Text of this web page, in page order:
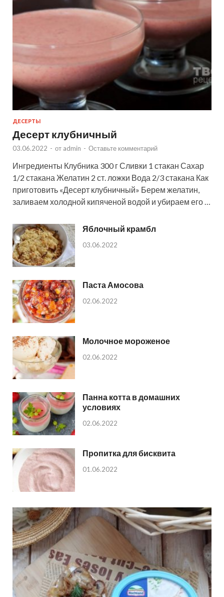
ДЕСЕРТЫ
Десерт клубничный
03.06.2022 - от admin - Оставьте комментарий
Ингредиенты Клубника 300 г Сливки 1 стакан Сахар
1/2 стакана Желатин 2 ст. ложки Вода 2/3 стакана Как
приготовить «Десерт клубничный» Берем желатин,
заливаем холодной кипяченой водой и убираем его …
Яблочный крамбл
03.06.2022
Паста Амосова
02.06.2022
Молочное мороженое
02.06.2022
Панна котта в домашних
условиях
02.06.2022
Пропитка для бисквита
01.06.2022